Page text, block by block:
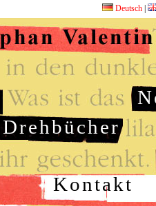
Deutsch
Drehbücher
Kontakt